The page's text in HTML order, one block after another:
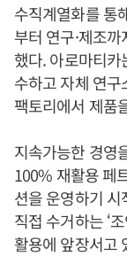
수직계열화를 통
부터 연구·제조
했다. 아로마티카
수하고 자체 연구
팩토리에서 제품
지속가능한 경영
100% 재활용 페
션을 운영하기
직접 수거하는 ‘
활용에 앞장서고